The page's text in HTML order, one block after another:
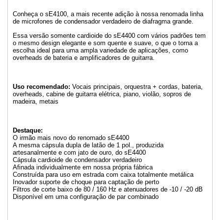
Conheça o sE4100, a mais recente adição à nossa renomada linha
de microfones de condensador verdadeiro de diafragma grande.
Essa versão somente cardioide do sE4400 com vários padrões tem
o mesmo design elegante e som quente e suave, o que o torna a
escolha ideal para uma ampla variedade de aplicações, como
overheads de bateria e amplificadores de guitarra.
Uso recomendado: Vocais principais, orquestra + cordas, bateria,
overheads, cabine de guitarra elétrica, piano, violão, sopros de
madeira, metais
Destaque:
O irmão mais novo do renomado sE4400
A mesma cápsula dupla de latão de 1 pol., produzida
artesanalmente e com jato de ouro, do sE4400
Cápsula cardioide de condensador verdadeiro
Afinada individualmente em nossa própria fábrica
Construída para uso em estrada com caixa totalmente metálica
Inovador suporte de choque para captação de perto
Filtros de corte baixo de 80 / 160 Hz e atenuadores de -10 / -20 dB
Disponível em uma configuração de par combinado